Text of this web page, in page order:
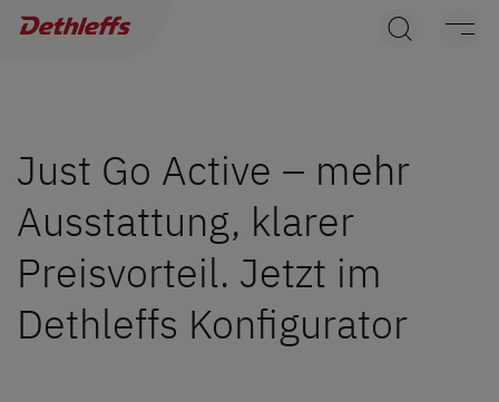
Wohnmobile
Camper Vans
Dethleffs Original Zubehör
Service
Just Go Active – mehr
Ausstattung, klarer
Preisvorteil. Jetzt im
Dethleffs Konfigurator